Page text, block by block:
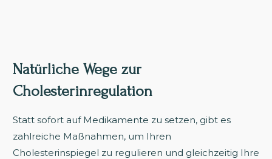
Natürliche Wege zur
Cholesterinregulation
Statt sofort auf Medikamente zu setzen, gibt es
zahlreiche Maßnahmen, um Ihren
Cholesterinspiegel zu regulieren und gleichzeitig Ihre